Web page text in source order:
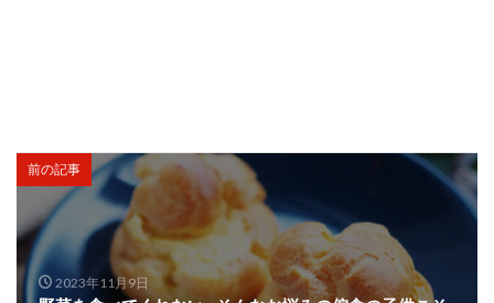
前の記事
2023年11月9日